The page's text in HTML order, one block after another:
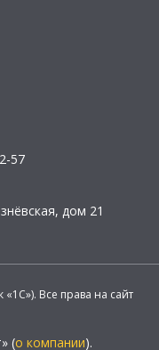
57
дом 21
Все права на сайт
(о компании).